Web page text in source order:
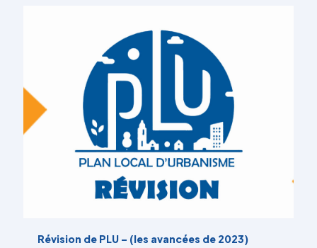
Révision de PLU – (les avancées de 2023)